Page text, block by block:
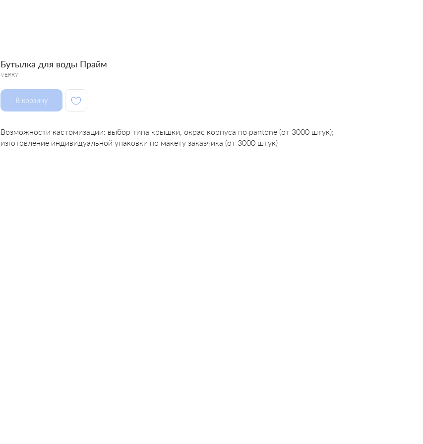
Бутылка для воды Прайм
VERRY
В корзину
Возможности кастомизации: выбор типа крышки, окрас корпуса по pantone (от 3000 штук);
изготовление индивидуальной упаковки по макету заказчика (от 3000 штук)